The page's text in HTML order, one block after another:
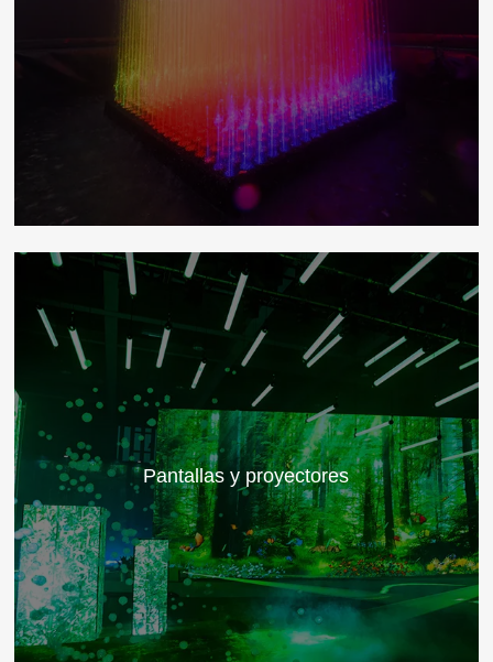
Pantallas y proyectores